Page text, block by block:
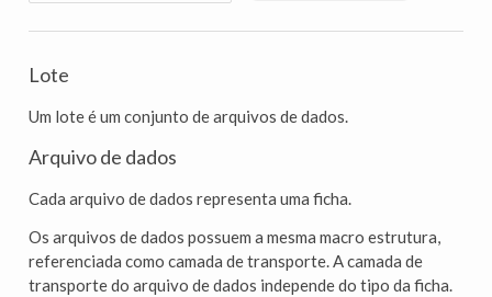
Lote
Um lote é um conjunto de arquivos de dados.
Arquivo de dados
Cada arquivo de dados representa uma ficha.
Os arquivos de dados possuem a mesma macro estrutura,
referenciada como camada de transporte. A camada de
transporte do arquivo de dados independe do tipo da ficha.